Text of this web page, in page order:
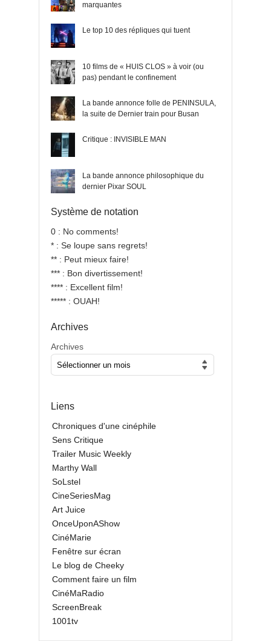
marquantes
Le top 10 des répliques qui tuent
10 films de « HUIS CLOS » à voir (ou
pas) pendant le confinement
La bande annonce folle de PENINSULA,
la suite de Dernier train pour Busan
Critique : INVISIBLE MAN
La bande annonce philosophique du
dernier Pixar SOUL
Système de notation
0 : No comments!
* : Se loupe sans regrets!
** : Peut mieux faire!
*** : Bon divertissement!
**** : Excellent film!
***** : OUAH!
Archives
Archives
Liens
Chroniques d'une cinéphile
Sens Critique
Trailer Music Weekly
Marthy Wall
SoLstel
CineSeriesMag
Art Juice
OnceUponAShow
CinéMarie
Fenêtre sur écran
Le blog de Cheeky
Comment faire un film
CinéMaRadio
ScreenBreak
1001tv